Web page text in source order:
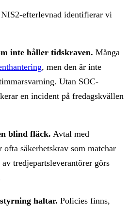
NIS2-efterlevnad identifierar vi
inte håller tidskraven. Många
, men den är inte
Utan SOC-
en incident på fredagskvällen
blind fläck. Avtal med
ofta säkerhetskrav som matchar
tredjepartsleverantörer görs
haltar. Policies finns,